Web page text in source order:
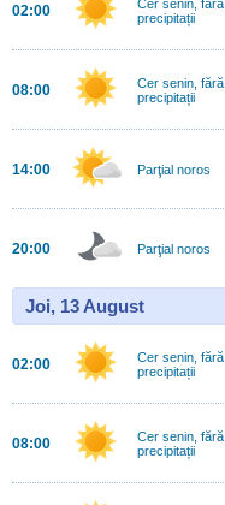
02:00
Cer senin, fără
precipitații
08:00
Cer senin, fără
precipitații
14:00 Parţial noros
20:00 Parţial noros
Joi, 13 August
02:00
Cer senin, fără
precipitații
08:00
Cer senin, fără
precipitații